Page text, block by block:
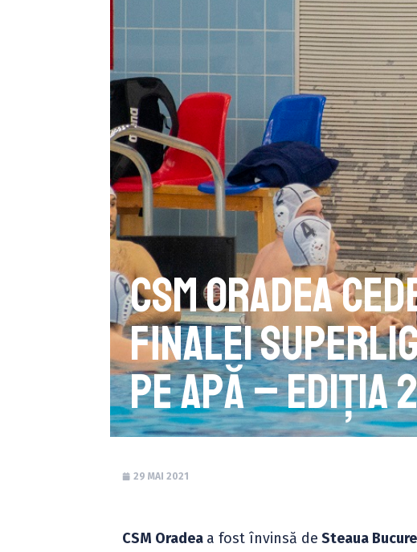
CSM Oradea
finalei
pe apă – ediția
29 MAI 2021
CSM Oradea a fost învinsă de Steaua